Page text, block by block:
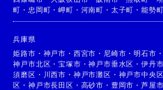
町 ・ 忠岡町 ・岬町 ・ 河南町 ・ 太子町 ・能勢町
兵庫県
姫路市 ・ 神戸市 ・ 西宮市 ・ 尼崎市 ・明石市 ・
神戸市北区 ・宝塚市 ・神戸市垂水区 ・伊丹市
須磨区 ・ 川西市 ・ 神戸市灘区 ・ 神戸市中央区
区 ・神戸市長田区 ・ 高砂市 ・ 豊岡市 ・芦屋市